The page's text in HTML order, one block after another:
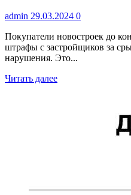
admin 29.03.2024 0
Покупатели новостроек до
штрафы с застройщиков за
нарушения. Это...
Читать далее